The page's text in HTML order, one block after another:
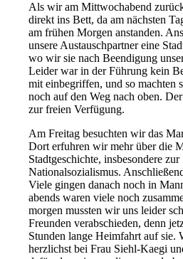
Als wir am Mittwochabend
direkt ins Bett, da am nächsten
am frühen Morgen anstanden.
unsere Austauschpartner eine
wo wir sie nach Beendigung
Leider war in der Führung kein
mit einbegriffen, und so machten
noch auf den Weg nach oben.
zur freien Verfügung.
Am Freitag besuchten wir das
Dort erfuhren wir mehr über die
Stadtgeschichte, insbesondere zur
Nationalsozialismus.
Viele gingen danach noch in
abends waren viele noch
morgen mussten wir uns leider
Freunden verabschieden, denn
Stunden lange Heimfahrt auf sie.
herzlichst bei Frau Siehl-Kaegi